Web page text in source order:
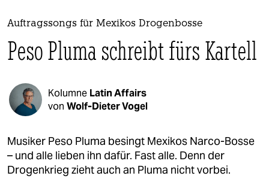
themen
politik
öko
gesellschaft
kultur
sport
Auftragssongs für Mexikos Drogenbosse
Peso Pluma schreibt fürs Kartell
Kolumne Latin Affairs
von Wolf-Dieter Vogel
Musiker Peso Pluma besingt Mexikos Narco-Bosse
– und alle lieben ihn dafür. Fast alle. Denn der
Drogenkrieg zieht auch an Pluma nicht vorbei.